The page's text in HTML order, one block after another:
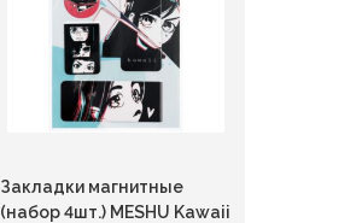
Закладки магнитные
(набор 4шт.) MESHU Kawaii